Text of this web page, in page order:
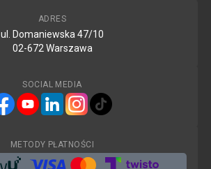
ADRES
ul. Domaniewska 47/10
02-672 Warszawa
SOCIAL MEDIA
METODY PŁATNOŚCI